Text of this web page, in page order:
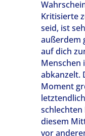
Kritisierte
seid, ist
außerdem
auf dich
Menschen
abkanzelt.
Moment
schlechten
diesem
vor